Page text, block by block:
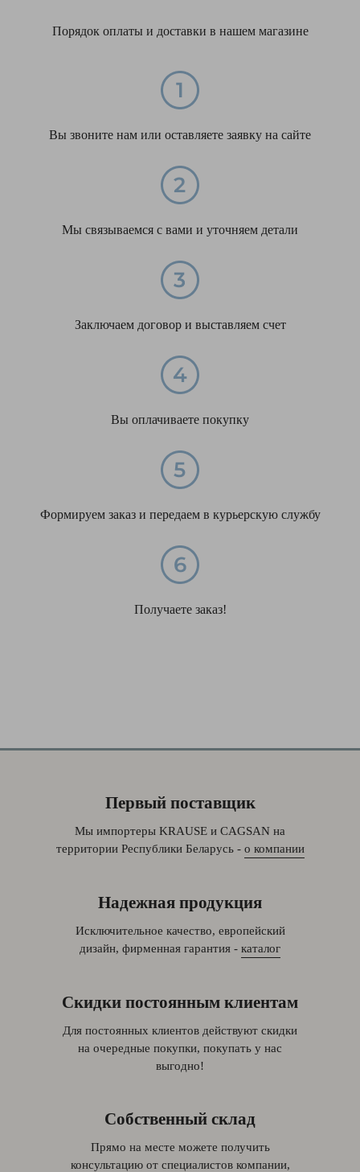
Порядок оплаты и доставки в нашем магазине
Вы звоните нам или оставляете заявку на сайте
Мы связываемся с вами и уточняем детали
Заключаем договор и выставляем счет
Вы оплачиваете покупку
Формируем заказ и передаем в курьерскую службу
Получаете заказ!
Первый поставщик
Мы импортеры KRAUSE и CAGSAN на
территории Республики Беларусь - о компании
Надежная продукция
Исключительное качество, европейский
дизайн, фирменная гарантия - каталог
Скидки постоянным клиентам
Для постоянных клиентов действуют скидки
на очередные покупки, покупать у нас
выгодно!
Собственный склад
Прямо на месте можете получить
консультацию от специалистов компании,